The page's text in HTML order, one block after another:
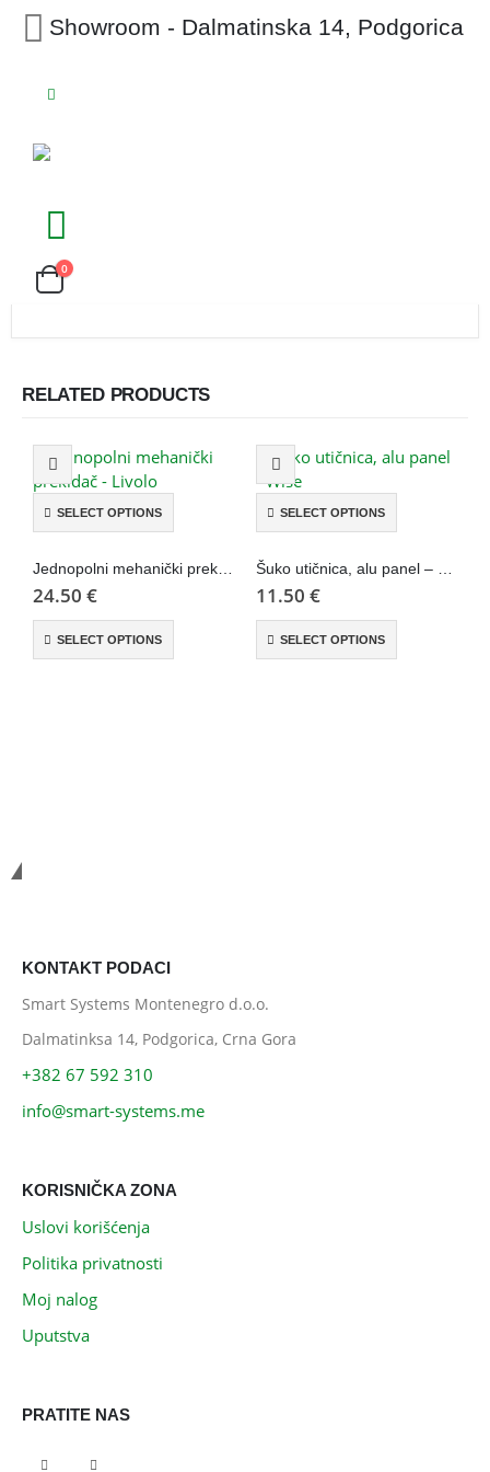
Showroom - Dalmatinska 14, Podgorica
0
RELATED PRODUCTS
SELECT OPTIONS
24.50 €
SELECT OPTIONS
SELECT OPTIONS
11.50 €
SELECT OPTIONS
KONTAKT PODACI
Smart Systems Montenegro d.o.o.
Dalmatinksa 14, Podgorica, Crna Gora
+382 67 592 310
info@smart-systems.me
KORISNIČKA ZONA
Uslovi korišćenja
Politika privatnosti
Moj nalog
Uputstva
PRATITE NAS